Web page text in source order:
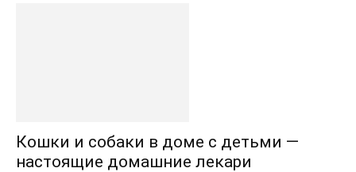
Кошки и собаки в доме с детьми —
настоящие домашние лекари